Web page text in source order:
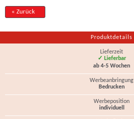
« Zurück
Produktdetails
Lieferzeit
✓ Lieferbar
ab 4-5 Wochen
Werbeanbringung
Bedrucken
Werbeposition
individuell